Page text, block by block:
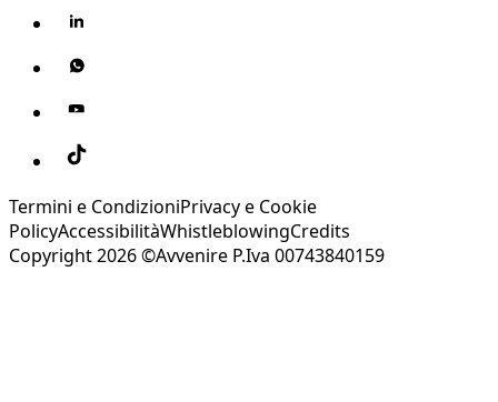
Termini e CondizioniPrivacy e Cookie
PolicyAccessibilitàWhistleblowingCredits
Copyright 2026 ©Avvenire P.Iva 00743840159